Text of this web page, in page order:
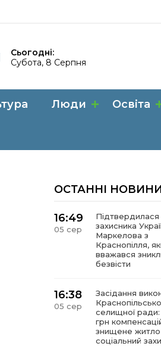
Сьогодні:
Субота, 8 Серпня
Люди Освіта
ОСТАННІ
16:49
05 сер
Підтвердилася
захисника
Маркелова з
Краснопілля,
вважався
безвісти
16:38
05 сер
Засідання
селищної
грн
знищене житло
соціальний